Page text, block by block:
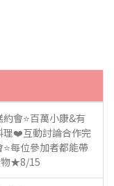
會⭐百萬小康&有
理❤️互動討論合作完
每位參加者都能帶
物★8/15